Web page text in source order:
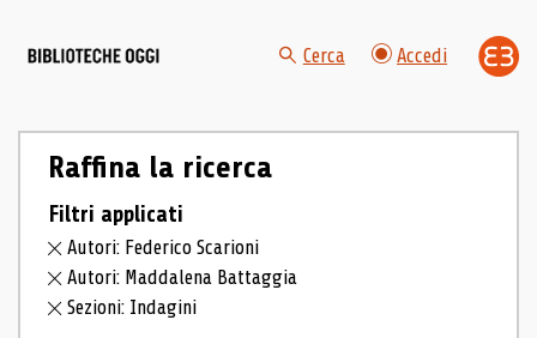
Cerca Accedi
Raffina la ricerca
Filtri applicati
Autori: Federico Scarioni
Autori: Maddalena Battaggia
Sezioni: Indagini